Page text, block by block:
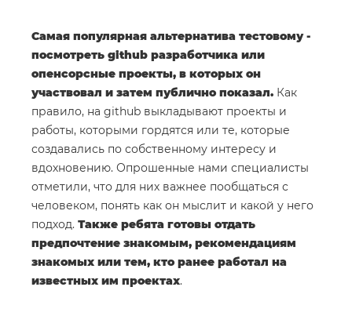
Самая популярная альтернатива тестовому -
посмотреть github разработчика или
опенсорсные проекты, в которых он
участвовал и затем публично показал. Как
правило, на github выкладывают проекты и
работы, которыми гордятся или те, которые
создавались по собственному интересу и
вдохновению. Опрошенные нами специалисты
отметили, что для них важнее пообщаться с
человеком, понять как он мыслит и какой у него
подход. Также ребята готовы отдать
предпочтение знакомым, рекомендациям
знакомых или тем, кто ранее работал на
известных им проектах.